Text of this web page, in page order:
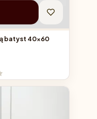
batyst 40x60